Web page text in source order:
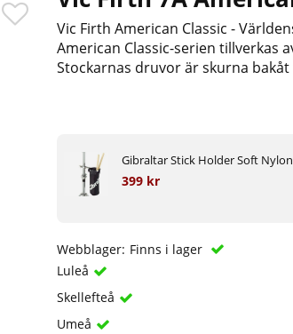
Vic Firth American Classic -
American Classic-serien tillverkas
Stockarnas druvor är skurna
Gibraltar Stick Holder Soft Nylon
399 kr
Webblager: Finns i lager
Luleå
Skellefteå
Umeå